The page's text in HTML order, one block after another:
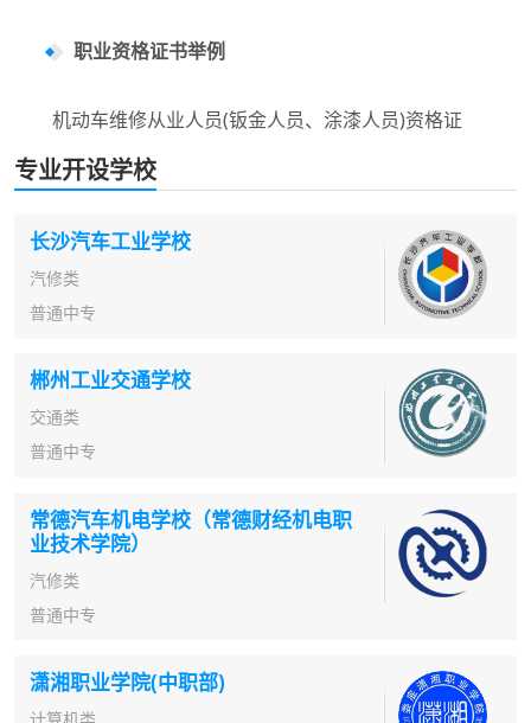
职业资格证书举例
机动车维修从业人员(钣金人员、涂漆人员)资格证
专业开设学校
长沙汽车工业学校
汽修类
普通中专
郴州工业交通学校
交通类
普通中专
常德汽车机电学校（常德财经机电职
业技术学院）
汽修类
普通中专
潇湘职业学院(中职部)